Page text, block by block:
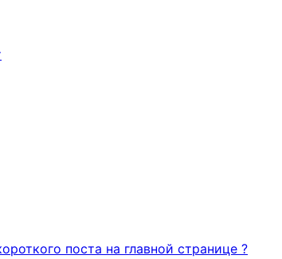
поста на главной странице ?